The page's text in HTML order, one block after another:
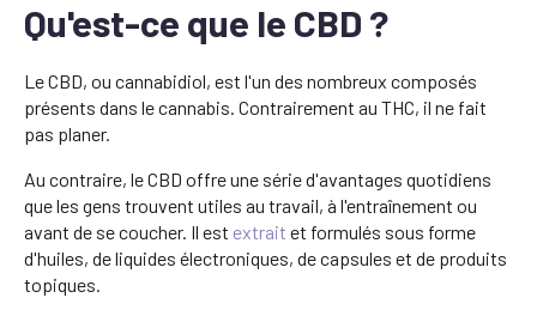
Qu'est-ce que le CBD ?
Le CBD, ou cannabidiol, est l'un des nombreux composés
présents dans le cannabis. Contrairement au THC, il ne fait
pas planer.
Au contraire, le CBD offre une série d'avantages quotidiens
que les gens trouvent utiles au travail, à l'entraînement ou
avant de se coucher. Il est extrait et formulés sous forme
d'huiles, de liquides électroniques, de capsules et de produits
topiques.